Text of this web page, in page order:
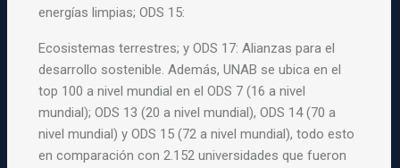
energías limpias; ODS 15:
Ecosistemas terrestres; y ODS 17: Alianzas para el
desarrollo sostenible. Además, UNAB se ubica en el
top 100 a nivel mundial en el ODS 7 (16 a nivel
mundial); ODS 13 (20 a nivel mundial), ODS 14 (70 a
nivel mundial) y ODS 15 (72 a nivel mundial), todo esto
en comparación con 2.152 universidades que fueron